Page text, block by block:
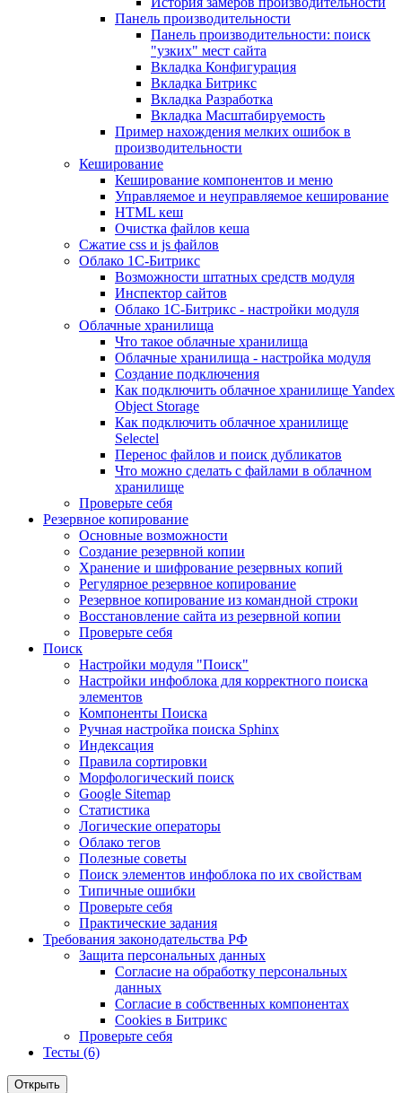
Панель производительности
Панель производительности: поиск
"узких" мест сайта
Вкладка Конфигурация
Вкладка Битрикс
Вкладка Разработка
Вкладка Масштабируемость
Пример нахождения мелких ошибок в
производительности
Кеширование
Кеширование компонентов и меню
Управляемое и неуправляемое кеширование
HTML кеш
Очистка файлов кеша
Сжатие css и js файлов
Облако 1С-Битрикс
Возможности штатных средств модуля
Инспектор сайтов
Облако 1С-Битрикс - настройки модуля
Облачные хранилища
Что такое облачные хранилища
Облачные хранилища - настройка модуля
Создание подключения
Как подключить облачное хранилище Yandex
Object Storage
Как подключить облачное хранилище
Selectel
Перенос файлов и поиск дубликатов
Что можно сделать с файлами в облачном
хранилище
Проверьте себя
Резервное копирование
Основные возможности
Создание резервной копии
Хранение и шифрование резервных копий
Регулярное резервное копирование
Резервное копирование из командной строки
Восстановление сайта из резервной копии
Проверьте себя
Поиск
Настройки модуля "Поиск"
Настройки инфоблока для корректного поиска
элементов
Компоненты Поиска
Ручная настройка поиска Sphinx
Индексация
Правила сортировки
Морфологический поиск
Google Sitemap
Статистика
Логические операторы
Облако тегов
Полезные советы
Поиск элементов инфоблока по их свойствам
Типичные ошибки
Проверьте себя
Практические задания
Требования законодательства РФ
Защита персональных данных
Согласие на обработку персональных
данных
Согласие в собственных компонентах
Cookies в Битрикс
Проверьте себя
Тесты (6)
Открыть